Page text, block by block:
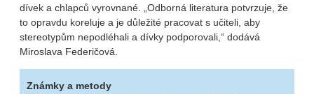
dívek a chlapců vyrovnané. „Odborná literatura potvrzuje, že
to opravdu koreluje a je důležité pracovat s učiteli, aby
stereotypům nepodléhali a dívky podporovali,“ dodává
Miroslava Federičová.
Známky a metody